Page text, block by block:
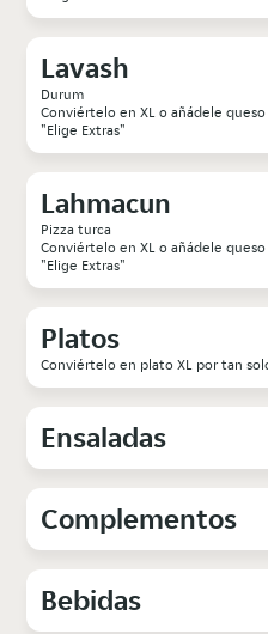
Lavash
Durum
Conviértelo en XL o añádele
"Elige Extras"
Lahmacun
Pizza turca
Conviértelo en XL o añádele
"Elige Extras"
Platos
Conviértelo en plato XL por tan
Ensaladas
Complementos
Bebidas